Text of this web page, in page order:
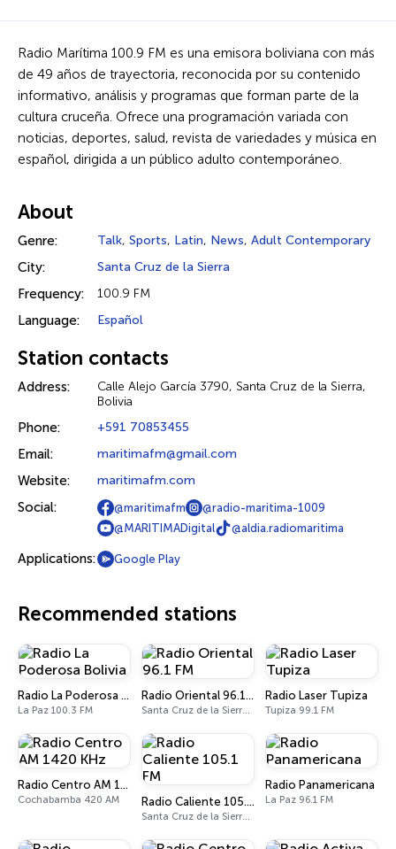
Radio Marítima 100.9 FM es una emisora boliviana con más
de 49 años de trayectoria, reconocida por su contenido
informativo, análisis y programas que forman parte de la
cultura cruceña. Ofrece una programación variada con
noticias, deportes, salud, revista de variedades y música en
español, dirigida a un público adulto contemporáneo.
About
Genre: Talk, Sports, Latin, News, Adult Contemporary
City: Santa Cruz de la Sierra
Frequency: 100.9 FM
Language: Español
Station contacts
Address:
Calle Alejo García 3790, Santa Cruz de la Sierra,
Bolivia
Phone: +591 70853455
Email: maritimafm@gmail.com
Website: maritimafm.com
Social: @maritimafm
@radio-maritima-1009
@MARITIMADigital
@aldia.radiomaritima
Applications: Google Play
Recommended stations
Radio La Poderosa Bolivia
La Paz 100.3 FM
Radio Oriental 96.1 FM
Santa Cruz de la Sierra 96.1 FM
Radio Laser Tupiza
Tupiza 99.1 FM
Radio Centro AM 1420 KHz
Cochabamba 420 AM Radio Caliente 105.1 FM
Santa Cruz de la Sierra 105.1 FM
Radio Panamericana
La Paz 96.1 FM